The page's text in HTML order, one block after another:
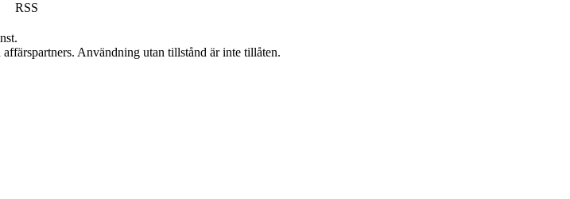
RSS
Användning utan tillstånd är inte tillåten.